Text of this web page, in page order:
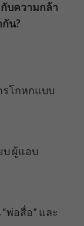
บความกล้า
กัน?
รโกหกแบบ
บ ผู้แอบ
พ่อสื่อ” และ